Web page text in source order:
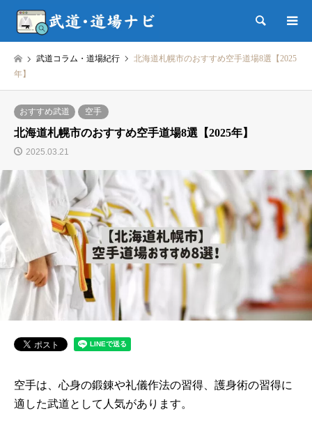
検索
武道コラム・道場紀行
北海道札幌市のおすすめ空手道場8選【2025
年】
おすすめ武道 空手
北海道札幌市のおすすめ空手道場8選【2025年】
2025.03.21
空手は、心身の鍛錬や礼儀作法の習得、護身術の習得に
適した武道として人気があります。